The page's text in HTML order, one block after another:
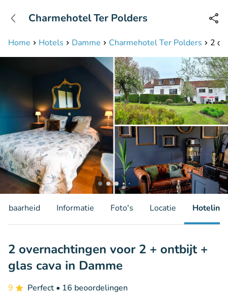
Bereikbaar tot 23:00 uur
Home Hotels Damme Charmehotel Ter Polders 2
Charmehotel Ter Polders
Informatie Foto's Locatie Hotelinfo
2 overnachtingen voor 2 + ontbijt +
glas cava in Damme
9 Perfect • 16 beoordelingen